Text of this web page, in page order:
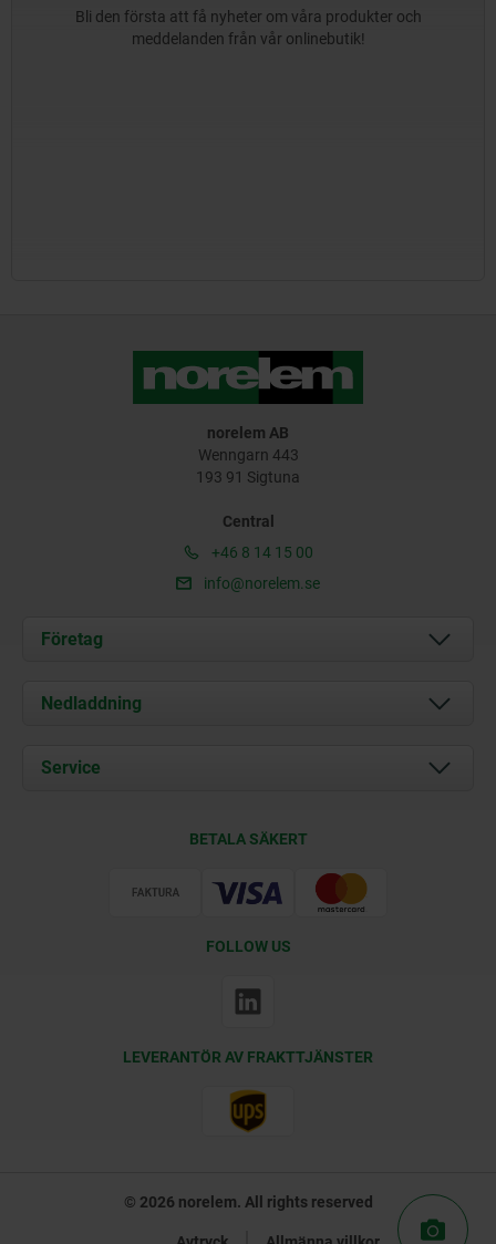
Bli den första att få nyheter om våra produkter och
meddelanden från vår onlinebutik!
norelem AB
Wenngarn 443
193 91 Sigtuna
Central
+46 8 14 15 00
info@norelem.se
Företag
Om oss
Kontakt
Nedladdning
Documents
Service
BETALA SÄKERT
FOLLOW US
LEVERANTÖR AV FRAKTTJÄNSTER
© 2026 norelem. All rights reserved